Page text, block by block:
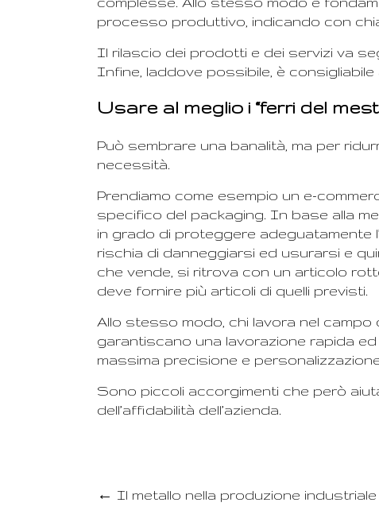
processo produttivo, indicando con
Il rilascio dei prodotti e dei servizi va
Infine, laddove possibile, è
Usare al meglio i “ferri del
Può sembrare una banalità, ma per
necessità.
Prendiamo come esempio un e-
specifico del packaging. In base alla
in grado di proteggere
rischia di danneggiarsi ed usurarsi e
che vende, si ritrova con un articolo
deve fornire più articoli di quelli previsti.
Allo stesso modo, chi lavora nel
garantiscano una lavorazione rapida
massima precisione e
Sono piccoli accorgimenti che però
dell’affidabilità dell’azienda.
← Il metallo nella produzione industriale